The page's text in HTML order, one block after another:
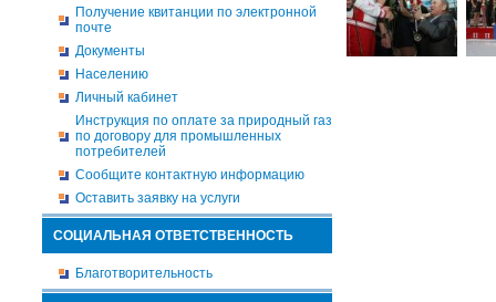
Получение квитанции по электронной
почте
Документы
Населению
Личный кабинет
Инструкция по оплате за природный газ
по договору для промышленных
потребителей
Сообщите контактную информацию
Оставить заявку на услуги
СОЦИАЛЬНАЯ ОТВЕТСТВЕННОСТЬ
Благотворительность